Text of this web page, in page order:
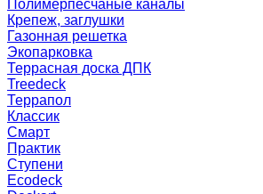
Полимерпесчаные каналы
Крепеж, заглушки
Газонная решетка
Экопарковка
Террасная доска ДПК
Treedeck
Террапол
Классик
Смарт
Практик
Ступени
Ecodeck